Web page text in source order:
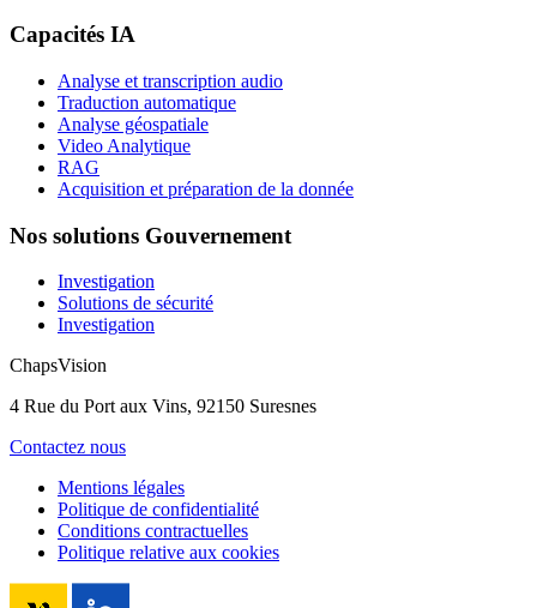
Capacités IA
Analyse et transcription audio
Traduction automatique
Analyse géospatiale
Video Analytique
RAG
Acquisition et préparation de la donnée
Nos solutions Gouvernement
Investigation
Solutions de sécurité
Investigation
ChapsVision
4 Rue du Port aux Vins, 92150 Suresnes
Contactez nous
Mentions légales
Politique de confidentialité
Conditions contractuelles
Politique relative aux cookies